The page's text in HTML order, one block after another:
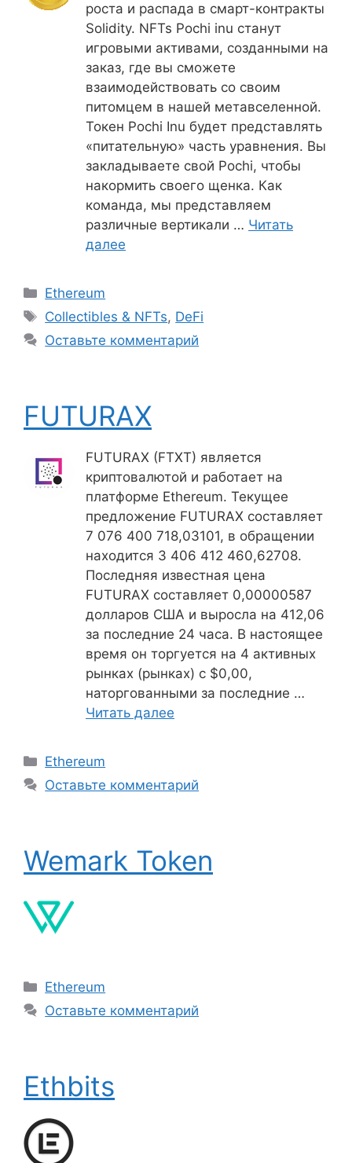
роста и распада в смарт-контракты
Solidity. NFTs Pochi inu станут
игровыми активами, созданными на
заказ, где вы сможете
взаимодействовать со своим
питомцем в нашей метавселенной.
Токен Pochi Inu будет представлять
«питательную» часть уравнения. Вы
закладываете свой Pochi, чтобы
накормить своего щенка. Как
команда, мы представляем
различные вертикали … Читать
далее
Рубрики
Ethereum
Метки
Collectibles & NFTs, DeFi
Оставьте комментарий
FUTURAX
FUTURAX (FTXT) является
криптовалютой и работает на
платформе Ethereum. Текущее
предложение FUTURAX составляет
7 076 400 718,03101, в обращении
находится 3 406 412 460,62708.
Последняя известная цена
FUTURAX составляет 0,00000587
долларов США и выросла на 412,06
за последние 24 часа. В настоящее
время он торгуется на 4 активных
рынках (рынках) с $0,00,
наторгованными за последние …
Читать далее
Рубрики
Ethereum
Оставьте комментарий
Wemark Token
Рубрики
Ethereum
Оставьте комментарий
Ethbits